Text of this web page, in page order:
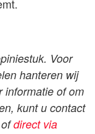
Voor
hanteren wij
informatie of om
kunt u contact
ofdirect via